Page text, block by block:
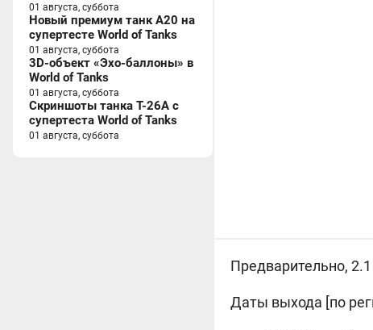
01 августа, суббота
Новый премиум танк A20 на
супертесте World of Tanks
01 августа, суббота
3D-объект «Эхо-баллоны» в
World of Tanks
01 августа, суббота
Скриншоты танка T-26A с
супертеста World of Tanks
01 августа, суббота
Предварительно,
Даты выхода [по